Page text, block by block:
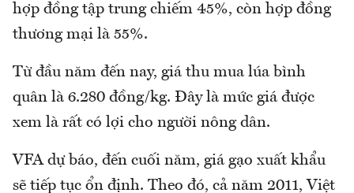
hợp đồng tập trung chiếm 45%, còn hợp đồng
thương mại là 55%.
Từ đầu năm đến nay, giá thu mua lúa bình
quân là 6.280 đồng/kg. Đây là mức giá được
xem là rất có lợi cho người nông dân.
VFA dự báo, đến cuối năm, giá gạo xuất khẩu
sẽ tiếp tục ổn định. Theo đó, cả năm 2011, Việt